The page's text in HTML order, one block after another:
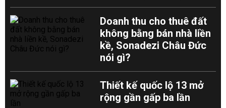
Doanh thu cho thuê đất
không bằng bán nhà liền
kề, Sonadezi Châu Đức
nói gì?
Thiết kế quốc lộ 13 mở
rộng gần gấp ba lần